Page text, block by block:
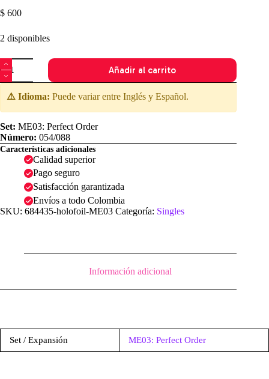
$ 600
2 disponibles
Chien-
Pao
|
054/088
Holofoil
|
ME03:
Perfect
Order
cantidad
Añadir al carrito
⚠️ Idioma: Puede variar entre Inglés y Español.
Set: ME03: Perfect Order
Número: 054/088
Características adicionales
Calidad superior
Pago seguro
Satisfacción garantizada
Envíos a todo Colombia
SKU: 684435-holofoil-ME03 Categoría: Singles
Información adicional
Set / Expansión ME03: Perfect Order